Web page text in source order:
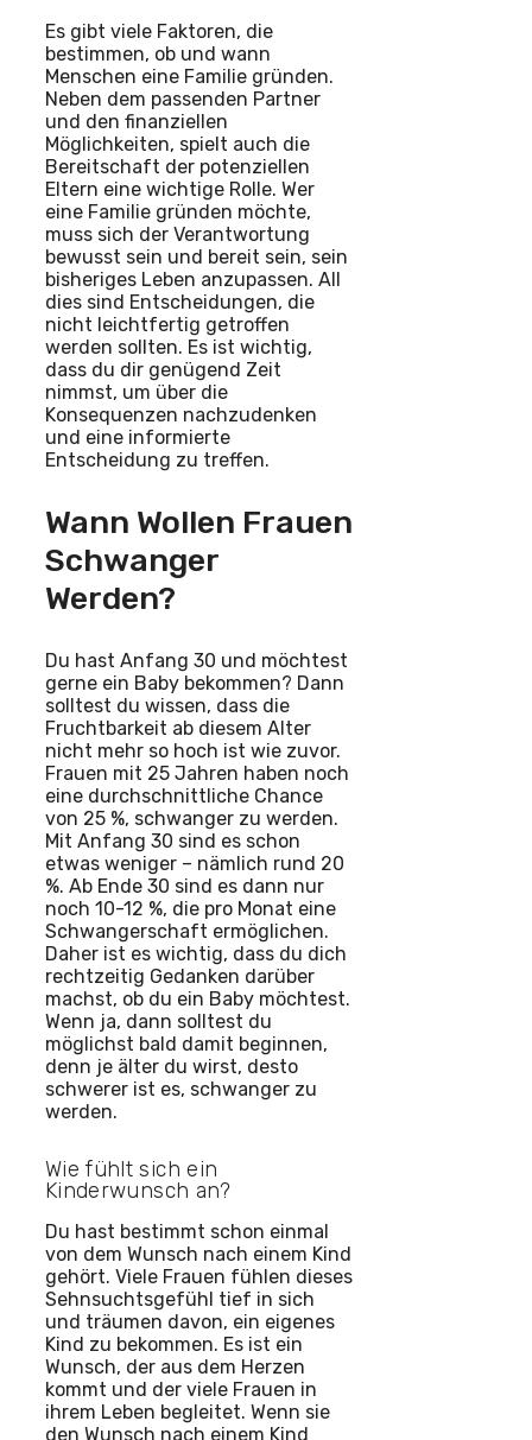
Es gibt viele Faktoren, die
bestimmen, ob und wann
Menschen eine Familie gründen.
Neben dem passenden Partner
und den finanziellen
Möglichkeiten, spielt auch die
Bereitschaft der potenziellen
Eltern eine wichtige Rolle. Wer
eine Familie gründen möchte,
muss sich der Verantwortung
bewusst sein und bereit sein, sein
bisheriges Leben anzupassen. All
dies sind Entscheidungen, die
nicht leichtfertig getroffen
werden sollten. Es ist wichtig,
dass du dir genügend Zeit
nimmst, um über die
Konsequenzen nachzudenken
und eine informierte
Entscheidung zu treffen.
Wann Wollen Frauen
Schwanger
Werden?
Du hast Anfang 30 und möchtest
gerne ein Baby bekommen? Dann
solltest du wissen, dass die
Fruchtbarkeit ab diesem Alter
nicht mehr so hoch ist wie zuvor.
Frauen mit 25 Jahren haben noch
eine durchschnittliche Chance
von 25 %, schwanger zu werden.
Mit Anfang 30 sind es schon
etwas weniger – nämlich rund 20
%. Ab Ende 30 sind es dann nur
noch 10-12 %, die pro Monat eine
Schwangerschaft ermöglichen.
Daher ist es wichtig, dass du dich
rechtzeitig Gedanken darüber
machst, ob du ein Baby möchtest.
Wenn ja, dann solltest du
möglichst bald damit beginnen,
denn je älter du wirst, desto
schwerer ist es, schwanger zu
werden.
Wie fühlt sich ein
Kinderwunsch an?
Du hast bestimmt schon einmal
von dem Wunsch nach einem Kind
gehört. Viele Frauen fühlen dieses
Sehnsuchtsgefühl tief in sich
und träumen davon, ein eigenes
Kind zu bekommen. Es ist ein
Wunsch, der aus dem Herzen
kommt und der viele Frauen in
ihrem Leben begleitet. Wenn sie
den Wunsch nach einem Kind